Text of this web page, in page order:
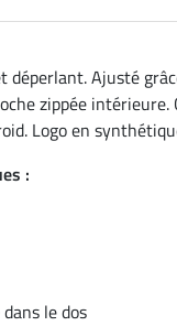
Ajusté
zippée
Logo en
:
le dos